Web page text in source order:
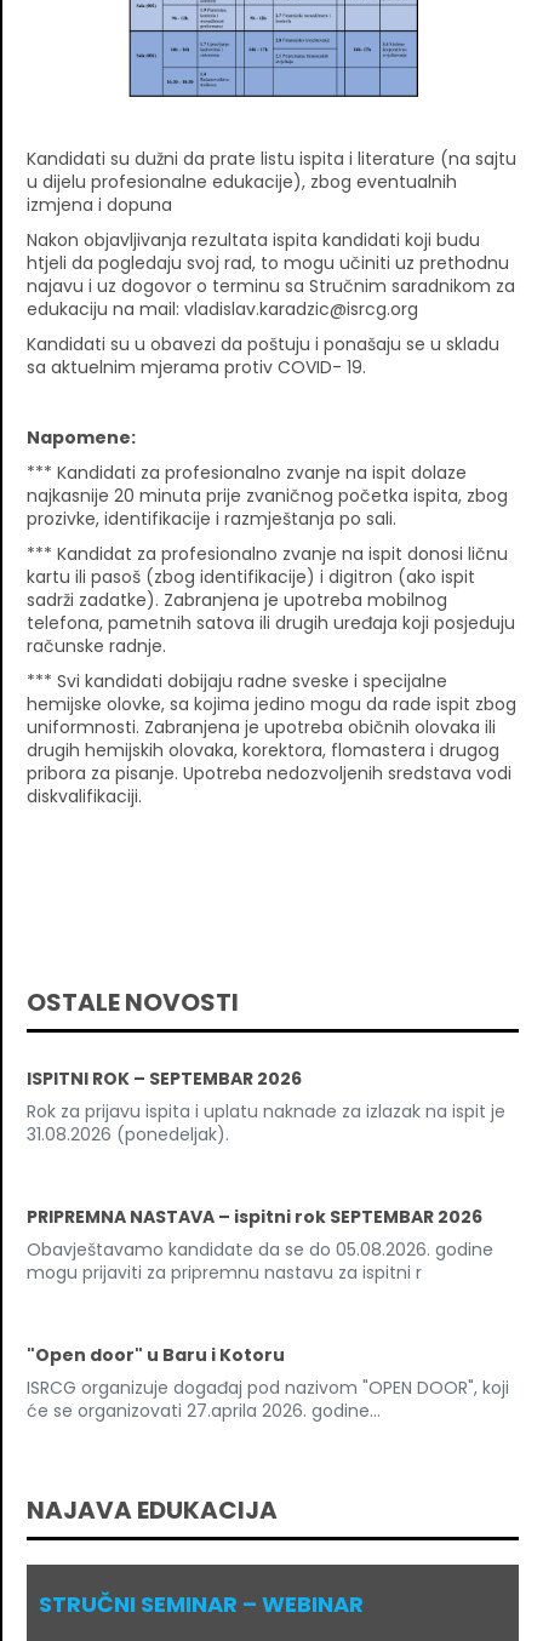
Kandidati su dužni da prate listu ispita i literature (na sajtu
u dijelu profesionalne edukacije), zbog eventualnih
izmjena i dopuna
Nakon objavljivanja rezultata ispita kandidati koji budu
htjeli da pogledaju svoj rad, to mogu učiniti uz prethodnu
najavu i uz dogovor o terminu sa Stručnim saradnikom za
edukaciju na mail: vladislav.karadzic@isrcg.org
Kandidati su u obavezi da poštuju i ponašaju se u skladu
sa aktuelnim mjerama protiv COVID- 19.
Napomene:
*** Kandidati za profesionalno zvanje na ispit dolaze
najkasnije 20 minuta prije zvaničnog početka ispita, zbog
prozivke, identifikacije i razmještanja po sali.
*** Kandidat za profesionalno zvanje na ispit donosi ličnu
kartu ili pasoš (zbog identifikacije) i digitron (ako ispit
sadrži zadatke). Zabranjena je upotreba mobilnog
telefona, pametnih satova ili drugih uređaja koji posjeduju
računske radnje.
*** Svi kandidati dobijaju radne sveske i specijalne
hemijske olovke, sa kojima jedino mogu da rade ispit zbog
uniformnosti. Zabranjena je upotreba običnih olovaka ili
drugih hemijskih olovaka, korektora, flomastera i drugog
pribora za pisanje. Upotreba nedozvoljenih sredstava vodi
diskvalifikaciji.
OSTALE NOVOSTI
ISPITNI ROK – SEPTEMBAR 2026
Rok za prijavu ispita i uplatu naknade za izlazak na ispit je
31.08.2026 (ponedeljak).
PRIPREMNA NASTAVA – ispitni rok SEPTEMBAR 2026
Obavještavamo kandidate da se do 05.08.2026. godine
mogu prijaviti za pripremnu nastavu za ispitni r
"Open door" u Baru i Kotoru
ISRCG organizuje događaj pod nazivom "OPEN DOOR", koji
će se organizovati 27.aprila 2026. godine...
NAJAVA EDUKACIJA
STRUČNI SEMINAR – WEBINAR